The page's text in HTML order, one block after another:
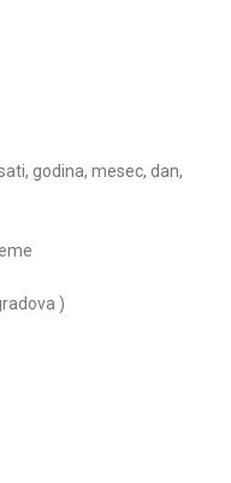
godina, mesec, dan,
)